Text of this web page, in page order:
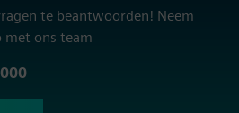
te beantwoorden! Neem
met ons team